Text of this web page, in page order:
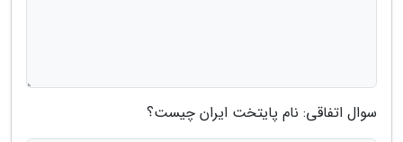
سوال اتفاقی: نام پایتخت ایران چیست؟